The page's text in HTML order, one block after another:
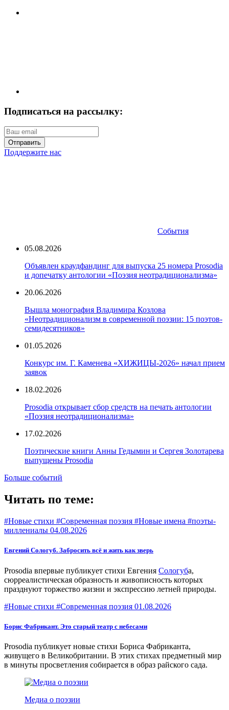
Подписаться на рассылку:
Отправить
Поддержите нас
События
05.08.2026
Объявлен краудфандинг для выпуска 25 номера Prosodia
и допечатку антологии «Поэзия неотрадиционализма»
20.06.2026
Вышла монография Владимира Козлова
«Неотрадиционализм в современной поэзии: 15 поэтов-
семидесятников»
01.05.2026
Конкурс им. Г. Каменева «ХИЖИЦЫ-2026» начал прием
заявок
18.02.2026
Prosodia открывает сбор средств на печать антологии
«Поэзия неотрадиционализма»
17.02.2026
Поэтические книги Анны Гедымин и Сергея Золотарева
выпущены Prosodia
Больше событий
Читать по теме:
#Новые стихи #Современная поэзия #Новые имена #поэты-
миллениалы 04.08.2026
Евгений Сологуб. Забросить всё и жить как зверь
Prosodia впервые публикует стихи Евгения Сологуба,
сюрреалистическая образность и живописность которых
празднуют торжество жизни и экспрессию летней природы.
#Новые стихи #Современная поэзия 01.08.2026
Борис Фабрикант. Это старый театр с небесами
Prosodia публикует новые стихи Бориса Фабриканта,
живущего в Великобритании. В этих стихах предметный мир
в минуты просветления собирается в образ райского сада.
Медиа о поэзии